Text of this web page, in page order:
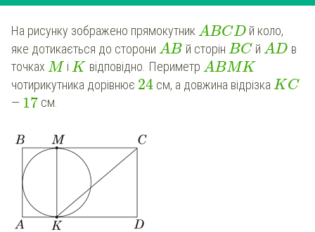
На рисунку зображено прямокутникABCD й коло,
яке дотикається до сторони AB й сторін BC й AD в
точках Mi K відповідно. Периметр ABMK
чотирикутника дорівнює 24 см, а довжина відрізка KC
— 17 см.